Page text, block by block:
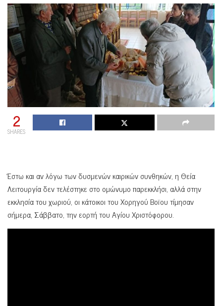
2
SHARES
Έστω και αν λόγω των δυσμενών καιρικών συνθηκών, η Θεία
Λειτουργία δεν τελέστηκε στο ομώνυμο παρεκκλήσι, αλλά στην
εκκλησία του χωριού, οι κάτοικοι του Χορηγού Βοϊου τίμησαν
σήμερα, Σάββατο, την εορτή του Αγίου Χριστόφορου.